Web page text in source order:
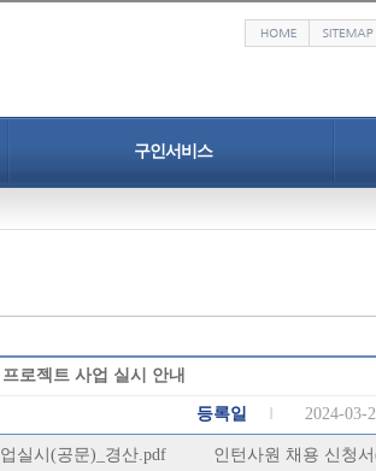
구인서비스
로젝트 사업 실시 안내
등록일 2024-03-
실시(공문)_경산.pdf 인턴사원 채용 신청